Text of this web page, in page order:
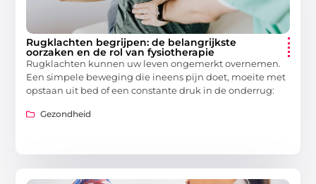
Rugklachten begrijpen: de belangrijkste
oorzaken en de rol van fysiotherapie
Rugklachten kunnen uw leven ongemerkt overnemen.
Een simpele beweging die ineens pijn doet, moeite met
opstaan uit bed of een constante druk in de onderrug:
Gezondheid